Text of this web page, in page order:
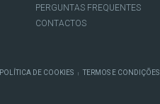
PERGUNTAS FREQUENTES
CONTACTOS
POLÍTICA DE COOKIES | TERMOS E CONDIÇÕES